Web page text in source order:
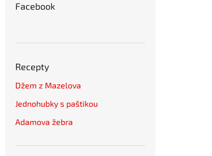
Facebook
Recepty
Džem z Mazelova
Jednohubky s paštikou
Adamova žebra